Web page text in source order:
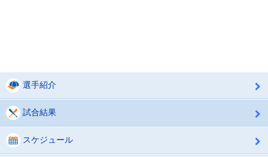
選手紹介
試合結果
スケジュール